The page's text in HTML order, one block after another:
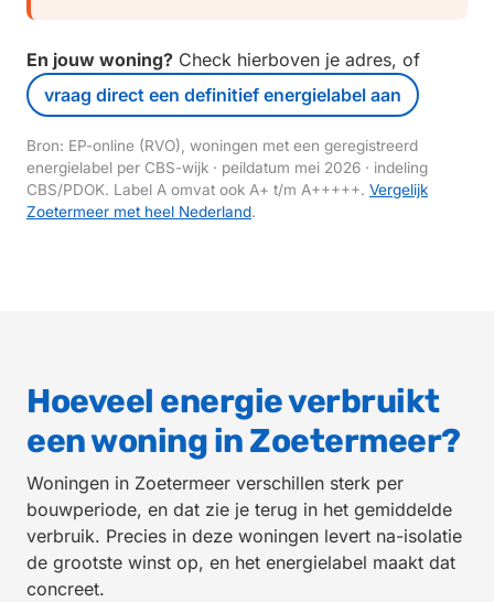
En jouw woning? Check hierboven je adres, of
vraag direct een definitief energielabel aan
Bron: EP-online (RVO), woningen met een geregistreerd
energielabel per CBS-wijk · peildatum mei 2026 · indeling
CBS/PDOK. Label A omvat ook A+ t/m A+++++. Vergelijk
Zoetermeer met heel Nederland.
Hoeveel energie verbruikt
een woning in Zoetermeer?
Woningen in Zoetermeer verschillen sterk per
bouwperiode, en dat zie je terug in het gemiddelde
verbruik. Precies in deze woningen levert na-isolatie
de grootste winst op, en het energielabel maakt dat
concreet.